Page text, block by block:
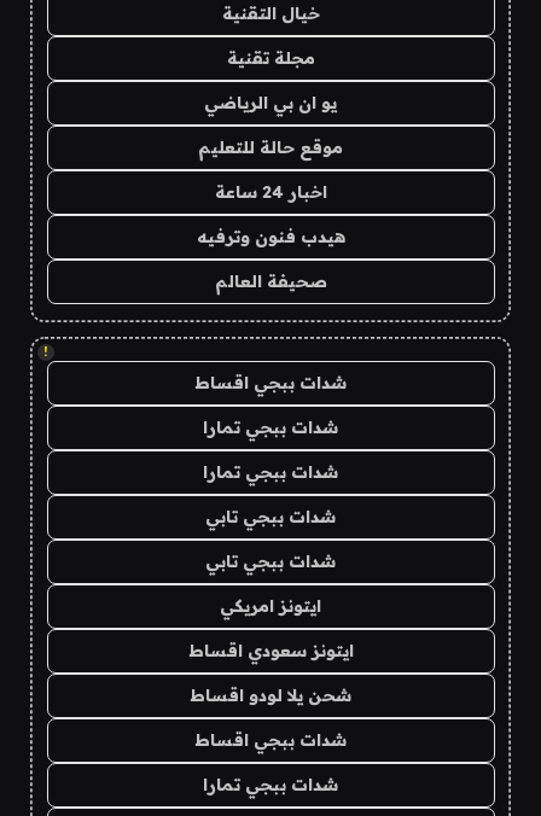
خيال التقنية
مجلة تقنية
يو ان بي الرياضي
موقع حالة للتعليم
اخبار 24 ساعة
هيدب فنون وترفيه
صحيفة العالم
!
شدات ببجي اقساط
شدات ببجي تمارا
شدات ببجي تمارا
شدات ببجي تابي
شدات ببجي تابي
ايتونز امريكي
ايتونز سعودي اقساط
شحن يلا لودو اقساط
شدات ببجي اقساط
شدات ببجي تمارا